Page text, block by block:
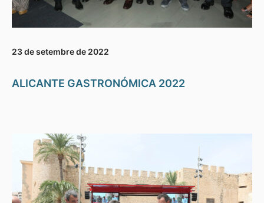
23 de setembre de 2022
ALICANTE GASTRONÓMICA 2022